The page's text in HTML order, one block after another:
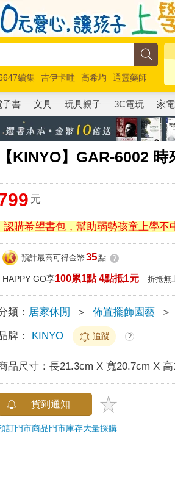
續集 吉伊卡哇 高希均
通靈藥師
總動員5 超慢跑
子書 文具 玩具親子 3C電玩 家電
【KINYO】GAR-6002
元
認購希望書包，幫助弱勢孩童上學不
預計最高可得金幣 35點 ?
HAPPY GO享100累1點 4點抵1元 折抵無
類： 居家休閒 ＞ 佈置擺飾園藝 ＞
牌： KINYO 追蹤 ?
品尺寸：長21.3cm X 寬20.7cm X
貨到通知
訂門市商品門市庫存大量採購